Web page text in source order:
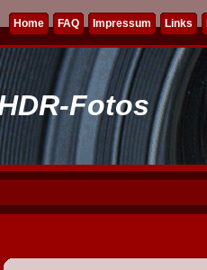
Home FAQ Impressum Links
Fotos